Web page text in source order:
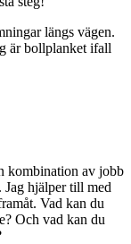
längs vägen.
är bollplanket ifall
kombination av jobb
Jag hjälper till med
Vad kan du
Och vad kan du